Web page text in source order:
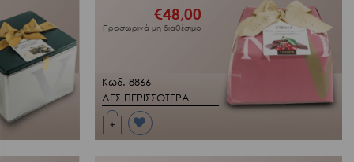
Προσθήκη
+
Κωδ. 8866
ΔΕΣ ΠΕΡΙΣΣΟΤΕΡΑ
€48,00
Προσωρινά μη διαθέσιμο